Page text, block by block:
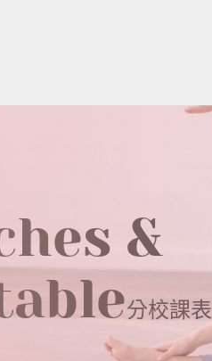
&
分校課表